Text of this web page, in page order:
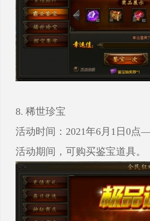
8. 稀世珍宝
活动时间：2021年6月1日0点
活动期间，可购买鉴宝道具。